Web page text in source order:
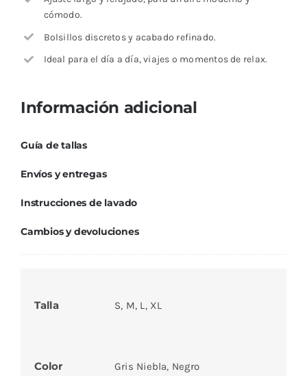
cómodo.
Bolsillos discretos y acabado refinado.
Ideal para el día a día, viajes o momentos de relax.
Información adicional
Guía de tallas
Envíos y entregas
Instrucciones de lavado
Cambios y devoluciones
Talla S, M, L, XL
Color Gris Niebla, Negro